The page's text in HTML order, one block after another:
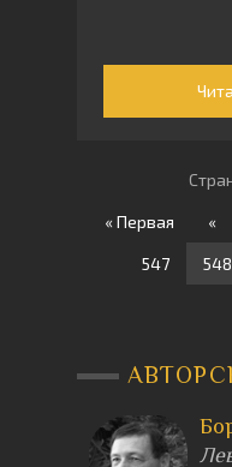
« Первая «
547 548